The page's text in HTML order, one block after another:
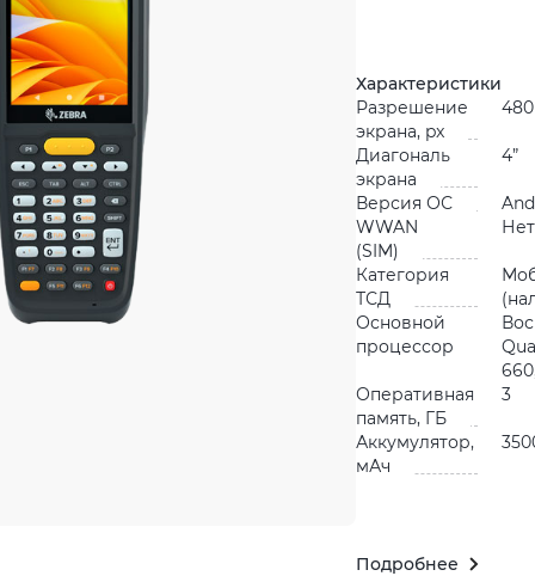
Характеристики
Разрешение
экрана, px
Диагональ
экрана
4”
Версия ОС
WWAN
(SIM)
Нет
Категория
ТСД
Основной
процессор
Оперативная
память, ГБ
3
Аккумулятор,
мАч
Подробнее